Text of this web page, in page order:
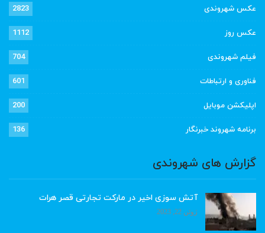
عکس شهروندی 2823
عکس روز 1112
فیلم شهروندی 704
فناوری و ارتباطات 601
اپلیکشن موبایل 200
برنامه شهروند خبرنگار 136
گزارش های شهروندی
آتش سوزی اخیر در مارکت تجارتی قصر هرات
ژوئن 22, 2023